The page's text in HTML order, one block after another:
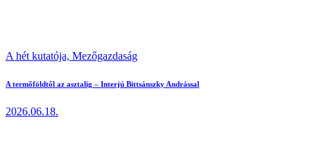
A hét kutatója, Mezőgazdaság
A termőföldtől az asztalig – Interjú Bittsánszky Andrással
2026.06.18.